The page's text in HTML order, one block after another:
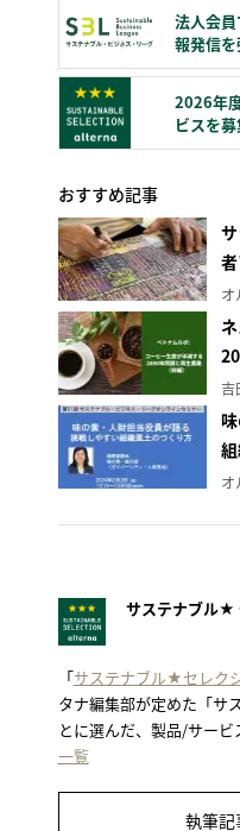
法人会
報発信
2026年
ビスを
おすすめ記事
オ
オ
サステナブル★
「サステナブル★セレク
タナ編集部が定めた「サ
とに選んだ、製品/サービ
一覧
執筆